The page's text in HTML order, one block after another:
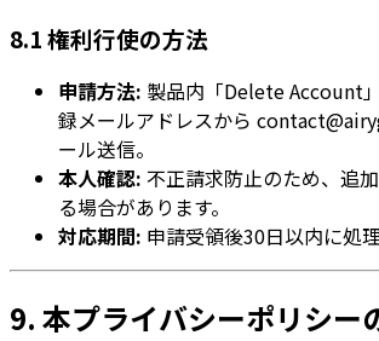
8.1 権利行使の方法
申請方法: 製品内「Delete Account
録メールアドレスから
ール送信。
本人確認: 不正請求防止のため、追
る場合があります。
対応期間: 申請受領後30日以内に処
9. 本プライバシーポリシー